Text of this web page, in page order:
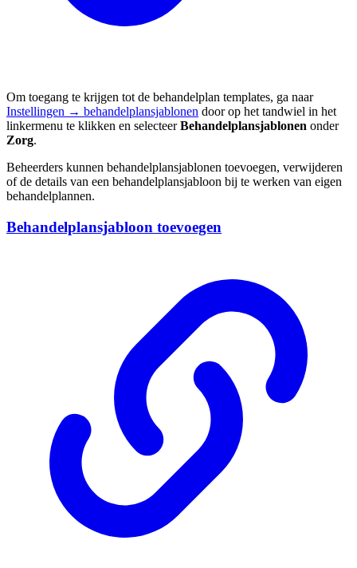
Om toegang te krijgen tot de behandelplan templates, ga naar
Instellingen → behandelplansjablonen door op het tandwiel in het
linkermenu te klikken en selecteerBehandelplansjablonen onder
Zorg.
Beheerders kunnen behandelplansjablonen toevoegen, verwijderen
of de details van een behandelplansjabloon bij te werken van eigen
behandelplannen.
Behandelplansjabloon toevoegen